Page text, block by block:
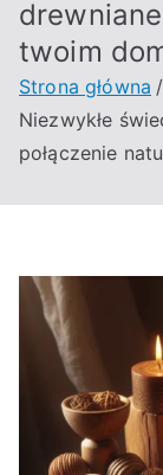
twoim
Strona główna
Niezwykłe
połączenie